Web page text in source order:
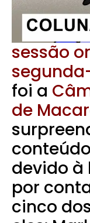
sessão
foi a
de
devido à
por
cinco